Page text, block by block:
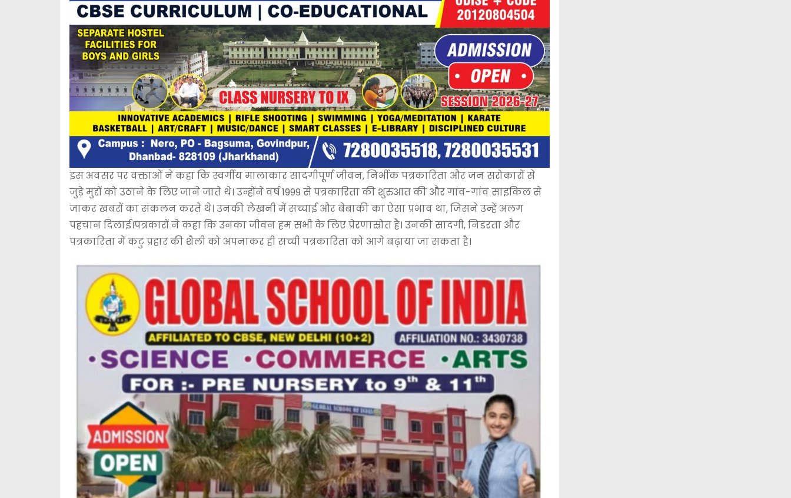
इस अवसर पर वक्ताओं ने कहा कि स्वर्गीय मालाकार सादगीपूर्ण जीवन, निर्भीक पत्रकारिता और जन सरोकारों से
जुड़े मुद्दों को उठाने के लिए जाने जाते थे। उन्होंने वर्ष 1999 से पत्रकारिता की शुरुआत की और गांव-गांव साइकिल से
जाकर खबरों का संकलन करते थे। उनकी लेखनी में सच्चाई और बेबाकी का ऐसा प्रभाव था, जिसने उन्हें अलग
पहचान दिलाई।पत्रकारों ने कहा कि उनका जीवन हम सभी के लिए प्रेरणास्रोत है। उनकी सादगी, निडरता और
पत्रकारिता में कटु प्रहार की शैली को अपनाकर ही सच्ची पत्रकारिता को आगे बढ़ाया जा सकता है।